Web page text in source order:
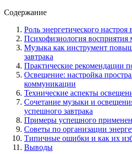
Содержание
Роль энергетического настроя
Психофизиология восприятия
Музыка как инструмент
завтрака
Практические рекомендации
Освещение: настройка
коммуникации
Технические аспекты
Сочетание музыки и
успешного завтрака
Примеры успешного
Советы по организации
Типичные ошибки и как их
Выводы